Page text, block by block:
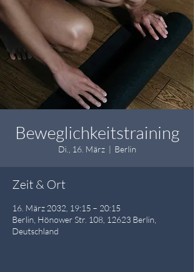
Beweglichkeitstraining
Di., 16. März
  |
Berlin
Zeit & Ort
16. März 2032, 19:15 – 20:15
Berlin, Hönower Str. 108, 12623 Berlin,
Deutschland